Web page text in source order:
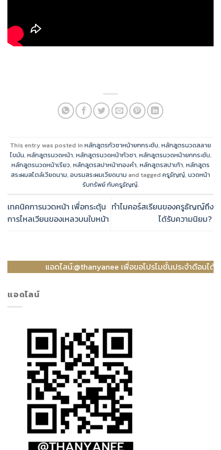
This entry was posted in หลักสูตรกัวซาหน้ายกกระชับ, หลักสูตรนวดสลาย
ไขมัน, หลักสูตรนวดหน้า, หลักสูตรนวดหน้ากัวซา, หลักสูตรนวดหน้ายกกระชับ,
หลักสูตรนวดหน้าเรียว, หลักสูตรสปาหน้าทองคำ, หลักสูตรสปาเท้า, หลักสูตร
สระผมสไตล์เวียดนาม, อบรมสระผมเวียดนาม and tagged ครูธัญญ์, นวดหน้า
รับทรัพย์ กับครูธัญญ์.
เทคนิคการนวดหน้า เพื่อกระตุ้น
การไหลเวียนของเหลวบนใบหน้า
ทำไมคอร์สเรียนของครูธัญญ์ถึง
ได้รับความนิยม?
แอดไลน์:@thanyanee เพื่อขอโปรโมชั้นประจำดือนได้เลยค่ะ
แอดไลน์